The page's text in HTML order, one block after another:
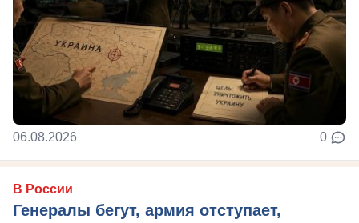
06.08.2026 0
В России
Генералы бегут, армия отступает,